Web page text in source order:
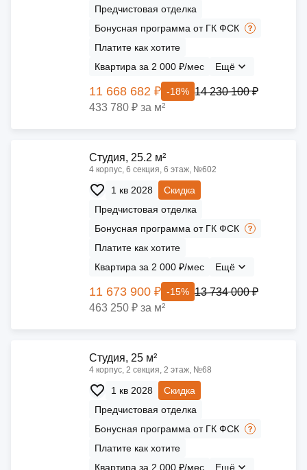
Предчистовая отделка
Бонусная программа от ГК ФСК
Платите как хотите
Квартира за 2 000 ₽/мес
Ещё
11 668 682 ₽ -18% 14 230 100 ₽
433 780 ₽ за м²
Cтудия, 25.2 м²
4 корпус, 6 секция, 6 этаж, №602
1 кв 2028
Скидка
Предчистовая отделка
Бонусная программа от ГК ФСК
Платите как хотите
Квартира за 2 000 ₽/мес
Ещё
11 673 900 ₽ -15% 13 734 000 ₽
463 250 ₽ за м²
Cтудия, 25 м²
4 корпус, 2 секция, 2 этаж, №68
1 кв 2028
Скидка
Предчистовая отделка
Бонусная программа от ГК ФСК
Платите как хотите
Квартира за 2 000 ₽/мес
Ещё